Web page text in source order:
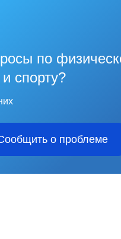
по
и спорту?
о проблеме